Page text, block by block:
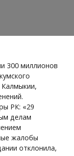
300 миллионов
РК: «29
делам
жалобы
отклонила,